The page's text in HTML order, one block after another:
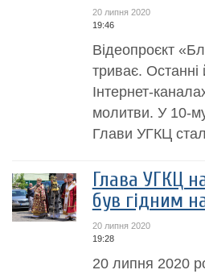
20 липня 2020
19:46
Відеопроєкт
триває.
Інтернет-
молитви. У 10-
Глави УГКЦ
Глава УГКЦ
був гідним
20 липня 2020
19:28
20 липня 2020